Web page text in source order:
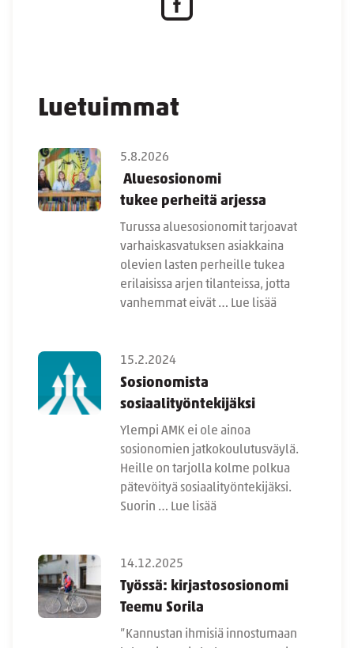
Luetuimmat
5.8.2026
Aluesosionomi
tukee perheitä arjessa
Turussa aluesosionomit tarjoavat
varhaiskasvatuksen asiakkaina
olevien lasten perheille tukea
erilaisissa arjen tilanteissa, jotta
vanhemmat eivät … Lue lisää
15.2.2024
Sosionomista
sosiaalityöntekijäksi
Ylempi AMK ei ole ainoa
sosionomien jatkokoulutusväylä.
Heille on tarjolla kolme polkua
pätevöityä sosiaalityöntekijäksi.
Suorin … Lue lisää
14.12.2025
Työssä: kirjastososionomi
Teemu Sorila
”Kannustan ihmisiä innostumaan